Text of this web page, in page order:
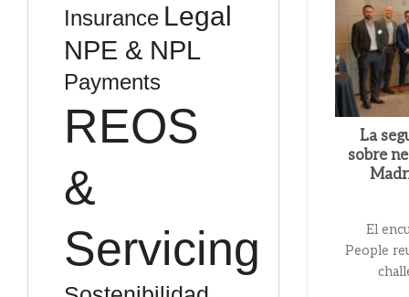
Insurance Legal
NPE & NPL
Payments
REOS
&
Servicing
La
sobre
El
People